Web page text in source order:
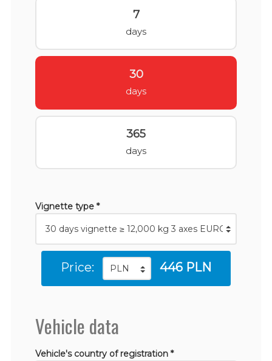
7
days
30
days
365
days
Vignette type *
Price: 446 PLN
Vehicle data
Vehicle's country of registration *